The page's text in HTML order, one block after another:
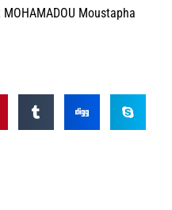
Moustapha